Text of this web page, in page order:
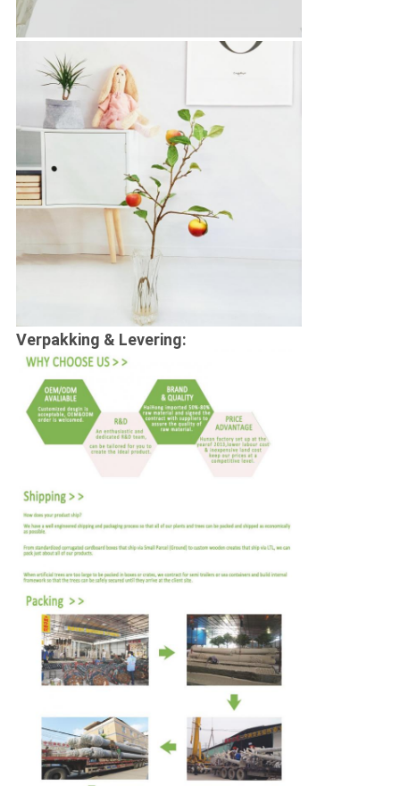
Verpakking & Levering: